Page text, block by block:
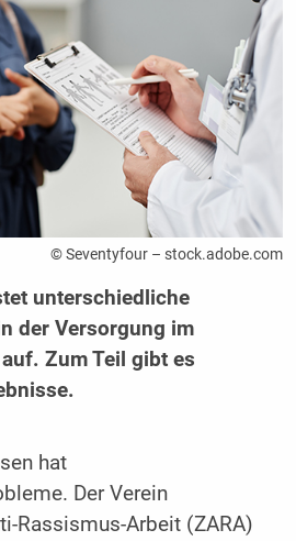
© Seventyfour – stock.adobe.com
unterschiedliche
der Versorgung im
Zum Teil gibt es
hat
Der Verein
Rassismus-Arbeit (ZARA)